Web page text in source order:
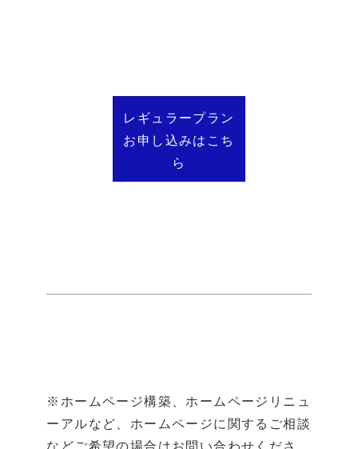
レギュラープラン
お申し込みはこち
ら
※ホームページ構築、ホームページリニュ
ーアルなど、ホームページに関するご相談